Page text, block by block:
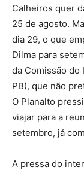
Calheiros quer
25 de agosto.
dia 29, o que
Dilma para
da Comissão do
PB), que não
O Planalto
viajar para a
setembro, já
A pressa do